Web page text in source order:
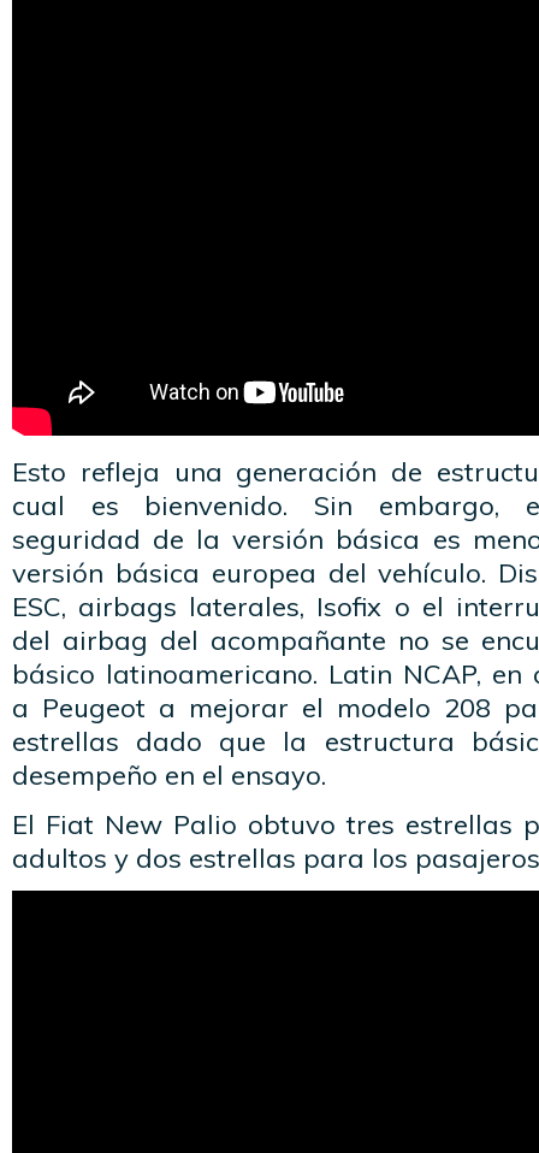
Esto refleja una generación de
cual es bienvenido. Sin embargo,
seguridad de la versión básica es
versión básica europea del vehículo.
ESC, airbags laterales, Isofix o el
del airbag del acompañante no se
básico latinoamericano. Latin NCAP, en
a Peugeot a mejorar el modelo 208
estrellas dado que la estructura
desempeño en el ensayo.
El Fiat New Palio obtuvo tres estrellas
adultos y dos estrellas para los